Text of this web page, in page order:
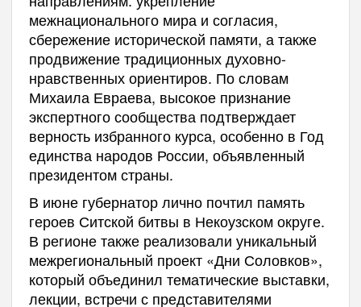
межнационального мира и согласия,
сбережение исторической памяти, а также
продвижение традиционных духовно-
нравственных ориентиров. По словам
Михаила Евраева, высокое признание
экспертного сообщества подтверждает
верность избранного курса, особенно в Год
единства народов России, объявленный
президентом страны.
В июне губернатор лично почтил память
героев Ситской битвы в Некоузском округе.
В регионе также реализовали уникальный
межрегиональный проект «Дни Соловков»,
который объединил тематические выставки,
лекции, встречи с представителями